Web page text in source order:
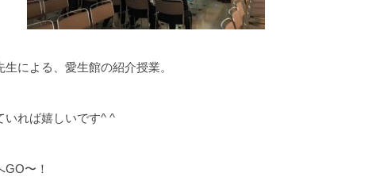
による、愛生館の紹介授業。
いれば嬉しいです^ ^
〜！